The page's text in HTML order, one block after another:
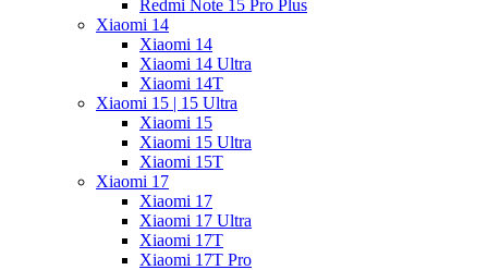
Redmi Note 15 Pro Plus
Xiaomi 14
Xiaomi 14
Xiaomi 14 Ultra
Xiaomi 14T
Xiaomi 15 | 15 Ultra
Xiaomi 15
Xiaomi 15 Ultra
Xiaomi 15T
Xiaomi 17
Xiaomi 17
Xiaomi 17 Ultra
Xiaomi 17T
Xiaomi 17T Pro